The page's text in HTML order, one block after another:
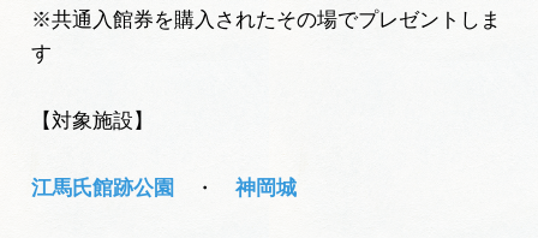
※共通入館券を購入されたその場でプレゼントしま
す
【対象施設】
江馬氏館跡公園 ・ 神岡城